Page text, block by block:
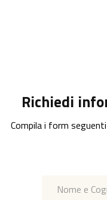
Richiedi
Compila i form
Nome e